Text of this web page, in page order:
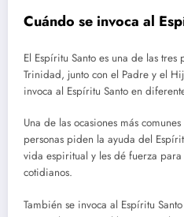
Cuándo se invoca al
El Espíritu Santo es una de las tres
Trinidad, junto con el Padre y el
invoca al Espíritu Santo en
Una de las ocasiones más
personas piden la ayuda del
vida espiritual y les dé fuerza
cotidianos.
También se invoca al Espíritu